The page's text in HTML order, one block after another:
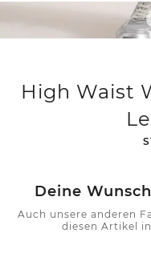
High Waist
-
Deine
Auch unsere anderen
diesen Artikel